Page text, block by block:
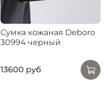
Сумка кожаная Deboro
30994 черный
13600 руб